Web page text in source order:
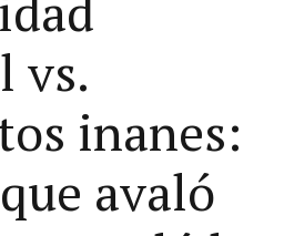
vs.
inanes:
avaló